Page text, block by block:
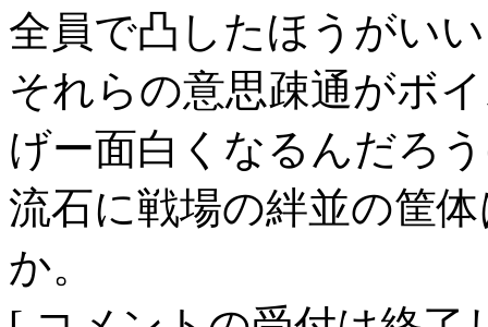
全員で凸したほうがい
それらの意思疎通がボ
げー面白くなるんだろ
流石に戦場の絆並の筐
か。